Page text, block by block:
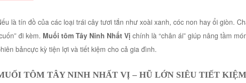
là tín đồ của các loại trái cây tươi tắn như xoài xanh, cóc non hay ổi giòn.
đi kèm. Muối tôm Tây Ninh Nhất Vị chính là “chân ái” giúp nâng tầm
bảncực kỳ tiện lợi và tiết kiệm cho cả gia đình.
TÔM TÂY NINH NHẤT VỊ – HŨ LỚN SIÊU TIẾT KIỆM